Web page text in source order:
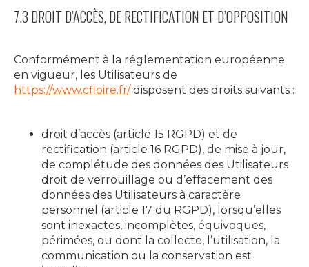
7.3 DROIT D’ACCÈS, DE RECTIFICATION ET D’OPPOSITION
Conformément à la réglementation européenne
en vigueur, les Utilisateurs de
https://www.cfloire.fr/disposent des droits suivants :
droit d’accès (article 15 RGPD) et de
rectification (article 16 RGPD), de mise à jour,
de complétude des données des Utilisateurs
droit de verrouillage ou d’effacement des
données des Utilisateurs à caractère
personnel (article 17 du RGPD), lorsqu’elles
sont inexactes, incomplètes, équivoques,
périmées, ou dont la collecte, l’utilisation, la
communication ou la conservation est